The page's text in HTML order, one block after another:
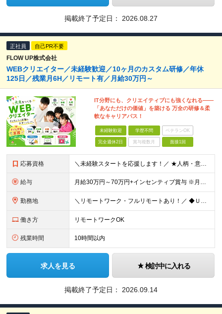
掲載終了予定日： 2026.08.27
正社員 自己PR不要
FLOW UP株式会社
WEBクリエイター／未経験歓迎／10ヶ月のカスタム研修／年休
125日／残業月6H／リモート有／月給30万円～
IT分野にも、クリエイティブにも強くなれる――
「あなただけの価値」を築ける 万全の研修＆柔
軟なキャリアパス！
未経験歓迎 学歴不問 ベテランOK
完全週休2日 賞与複数月 面接1回
応募資格 ＼未経験スタートを応援します！／ ★人柄・意欲を重視した採用★ 育成を前提とした採用のため、 「PCに触ったことがほとんどない…」という方の挑戦も歓迎！ ＜例えば…＞ ●やりたいことはあるけど、ス
給与 月給30万円～70万円+インセンティブ賞与 ※月給額は経験・スキルを考慮の上、決定いたします。 【インセンティブについて】 自社サービスを提案し、サービス化した場合、一部の利益をインセンティブとして
勤務地 ＼リモートワーク・フルリモートあり！／ ◆Ｕ・Ｉターン歓迎 ◆転居を伴う転勤はありません。 ◆配属先はお住まいや希望を考慮し決定します。 ◆マイカー通勤OK（駐車場あり／プロジェクトによる） 【本
働き方 リモートワークOK
残業時間 10時間以内
求人を見る 検討中に入れる
掲載終了予定日： 2026.09.14